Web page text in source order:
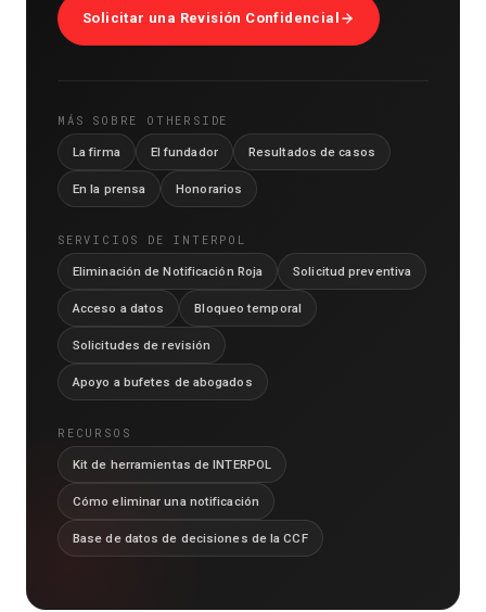
Solicitar una Revisión Confidencial
MÁS SOBRE OTHERSIDE
La firma El fundador Resultados de casos
En la prensa Honorarios
SERVICIOS DE INTERPOL
Eliminación de Notificación Roja Solicitud preventiva
Acceso a datos Bloqueo temporal
Solicitudes de revisión
Apoyo a bufetes de abogados
RECURSOS
Kit de herramientas de INTERPOL
Cómo eliminar una notificación
Base de datos de decisiones de la CCF